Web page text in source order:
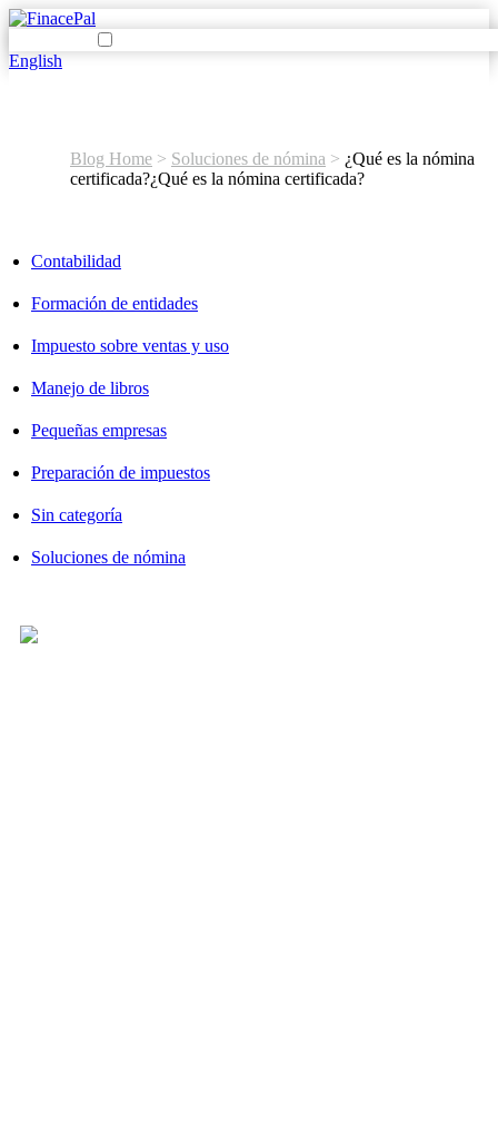
English
Blog Home > Soluciones de nómina > ¿Qué es la nómina
certificada?¿Qué es la nómina certificada?
Contabilidad
Formación de entidades
Impuesto sobre ventas y uso
Manejo de libros
Pequeñas empresas
Preparación de impuestos
Sin categoría
Soluciones de nómina